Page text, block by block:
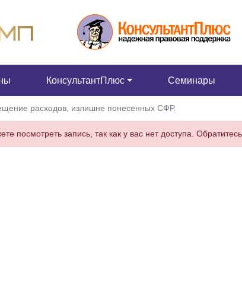
КонсультантПлюс Семинары
расходов, излишне понесенных СФР.
посмотреть запись, так как у вас нет доступа.